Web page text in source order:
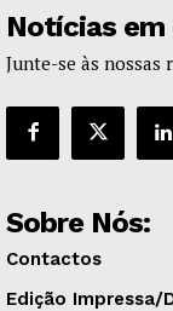
Notícias em
Junte-se às nossas
Sobre Nós:
Contactos
Edição Impressa/